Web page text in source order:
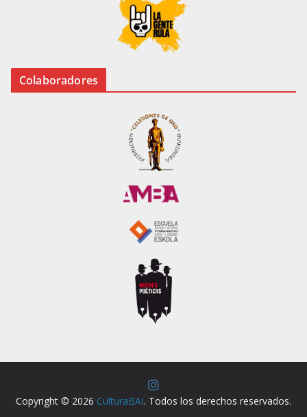
Colaboradores
Copyright © 2026 CulturaBAI. Todos los derechos reservados.